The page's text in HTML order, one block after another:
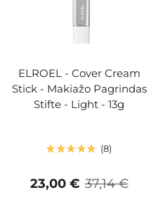
ELROEL - Cover Cream
Stick - Makiažo Pagrindas
Stifte - Light - 13g
8
37,14 €
23,00 €